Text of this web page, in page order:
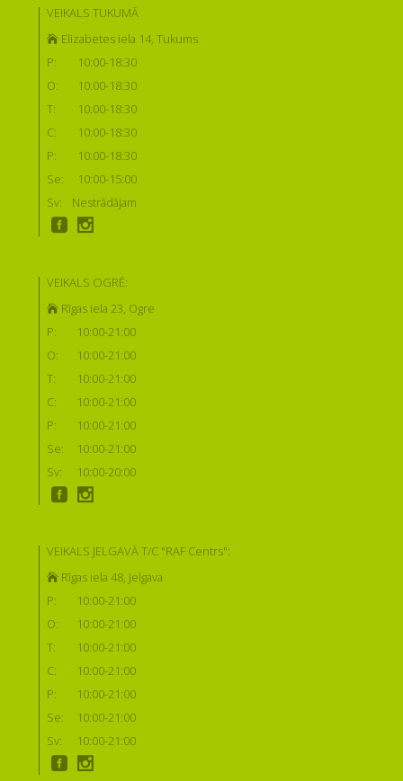
VEIKALS TUKUMĀ
Elizabetes iela 14, Tukums
P:
10:00-18:30
O:
10:00-18:30
T:
10:00-18:30
C:
10:00-18:30
P:
10:00-18:30
Se:
10:00-15:00
Sv:
Nestrādājam
VEIKALS OGRĒ:
Rīgas iela 23, Ogre
P:
10:00-21:00
O:
10:00-21:00
T:
10:00-21:00
C:
10:00-21:00
P:
10:00-21:00
Se:
10:00-21:00
Sv:
10:00-20:00
VEIKALS JELGAVĀ T/C "RAF Centrs":
Rīgas iela 48, Jelgava
P:
10:00-21:00
O:
10:00-21:00
T:
10:00-21:00
C:
10:00-21:00
P:
10:00-21:00
Se:
10:00-21:00
Sv:
10:00-21:00